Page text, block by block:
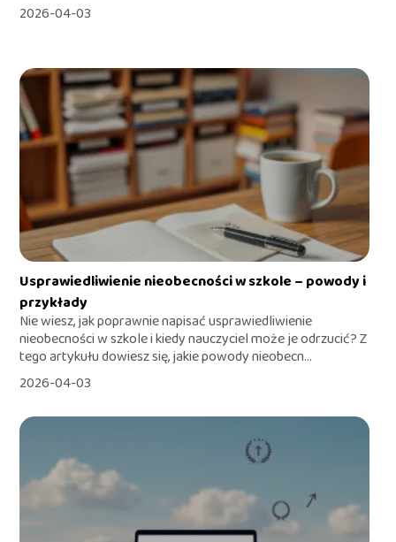
2026-04-03
Usprawiedliwienie nieobecności w szkole – powody i
przykłady
Nie wiesz, jak poprawnie napisać usprawiedliwienie
nieobecności w szkole i kiedy nauczyciel może je odrzucić? Z
tego artykułu dowiesz się, jakie powody nieobecn...
2026-04-03